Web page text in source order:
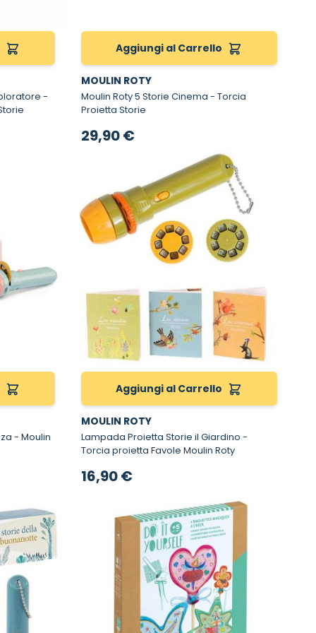
-
Aggiungi al Carrello
MOULIN ROTY
Moulin Roty 5 Storie Cinema - Torcia
Proietta Storie
29,90 €
Aggiungi al Carrello
MOULIN ROTY
Lampada Proietta Storie il Giardino -
Torcia proietta Favole Moulin Roty
16,90 €